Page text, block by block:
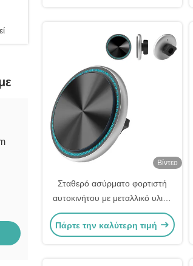
Βίντεο
Σταθερό ασύρματο φορτιστή
αυτοκινήτου με μεταλλικό υλικό
και λειτουργία με ένα χέρι
Πάρτε την καλύτερη τιμή